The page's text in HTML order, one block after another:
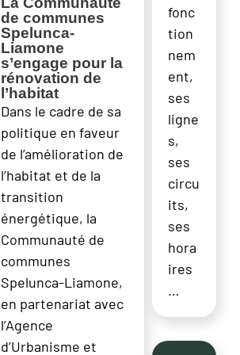
de communes
Spelunca-
Liamone
s’engage pour la
rénovation de
l’habitat
Dans le cadre de sa
politique en faveur
de l’amélioration de
l’habitat et de la
transition
énergétique, la
Communauté de
communes
Spelunca-Liamone,
en partenariat avec
l’Agence
d’Urbanisme et
fonc
tion
nem
ent,
ses
ligne
s,
ses
circu
its,
ses
hora
ires
…